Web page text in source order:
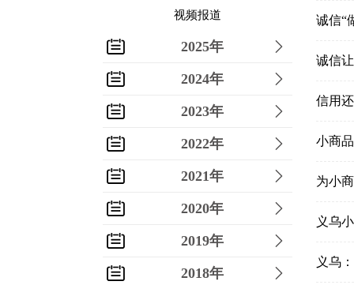
视频报道
2025年
2024年
2023年
2022年
2021年
2020年
2019年
2018年
诚信“
诚信
信用
小商
为小
义乌
义乌